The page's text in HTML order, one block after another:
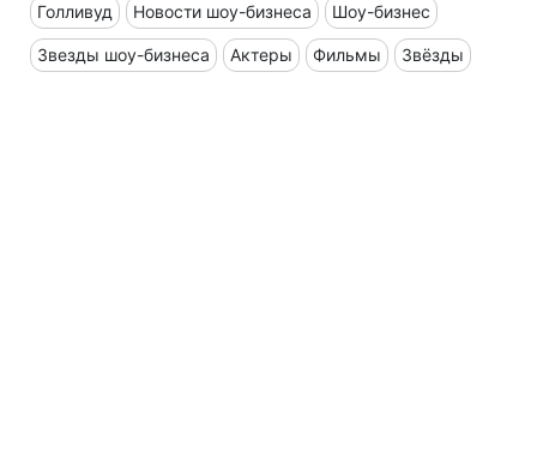
Голливуд Новости шоу-бизнеса Шоу-бизнес
Звезды шоу-бизнеса Актеры Фильмы Звёзды